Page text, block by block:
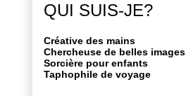
QUI SUIS-JE?
Créative des mains
Chercheuse de belles images
Sorcière pour enfants
Taphophile de voyage